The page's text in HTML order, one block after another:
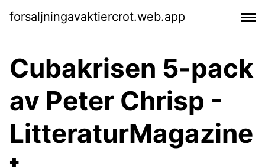
forsaljningavaktiercrot.web.app
Cubakrisen 5-pack
av Peter Chrisp -
LitteraturMagazine